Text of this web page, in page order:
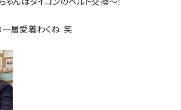
一層愛着わくね 笑